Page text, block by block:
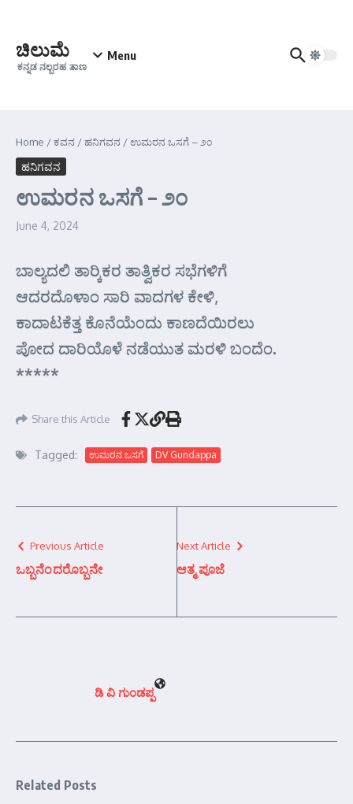
ಚಿಲುಮೆ
ಕನ್ನಡ ನಲ್ಬರಹ ತಾಣ
Menu
Home /ಕವನ /ಹನಿಗವನ /ಉಮರನ ಒಸಗೆ – ೨೦
ಹನಿಗವನ
ಉಮರನ ಒಸಗೆ – ೨೦
June 4, 2024
ಬಾಲ್ಯದಲಿ ತಾರ್‍ಕಿಕರ ತಾತ್ವಿಕರ ಸಭೆಗಳಿಗೆ
ಆದರದೊಳಾಂ ಸಾರಿ ವಾದಗಳ ಕೇಳಿ,
ಕಾದಾಟಕೆತ್ತ ಕೊನೆಯೆಂದು ಕಾಣದೆಯಿರಲು
ಪೋದ ದಾರಿಯೊಳೆ ನಡೆಯುತ ಮರಳಿ ಬಂದೆಂ.
*****
Share this Article
Tagged: ಉಮರನ ಒಸಗೆ DV Gundappa
Previous Article
ಒಬ್ಬನೆಂದರೊಬ್ಬನೇ
Next Article
ಆತ್ಮ ಪೂಜೆ
ಡಿ ವಿ ಗುಂಡಪ್ಪ
Related Posts